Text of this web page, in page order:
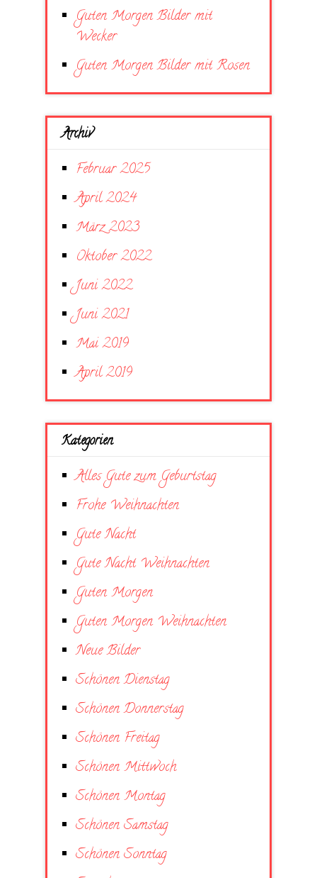
Guten Morgen Bilder mit
Wecker
Guten Morgen Bilder mit Rosen
Archiv
Februar 2025
April 2024
März 2023
Oktober 2022
Juni 2022
Juni 2021
Mai 2019
April 2019
Kategorien
Alles Gute zum Geburtstag
Frohe Weihnachten
Gute Nacht
Gute Nacht Weihnachten
Guten Morgen
Guten Morgen Weihnachten
Neue Bilder
Schönen Dienstag
Schönen Donnerstag
Schönen Freitag
Schönen Mittwoch
Schönen Montag
Schönen Samstag
Schönen Sonntag